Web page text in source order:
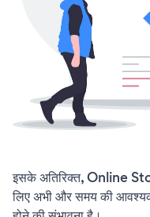
इसके अतिरिक्त, Online
लिए अभी और समय की